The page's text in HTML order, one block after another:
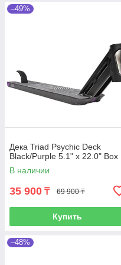
–49%
Дека Triad Psychic Deck
Black/Purple 5.1" x 22.0" Box
В наличии
35 900 ₸ 69 900 ₸
Купить
–48%